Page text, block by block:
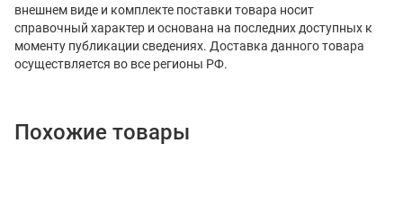
внешнем виде и комплекте поставки товара носит
справочный характер и основана на последних доступных к
моменту публикации сведениях. Доставка данного товара
осуществляется во все регионы РФ.
Похожие товары